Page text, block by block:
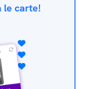
le carte!